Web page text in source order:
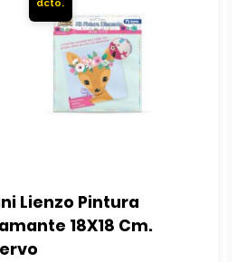
Lienzo Pintura
18X18 Cm.